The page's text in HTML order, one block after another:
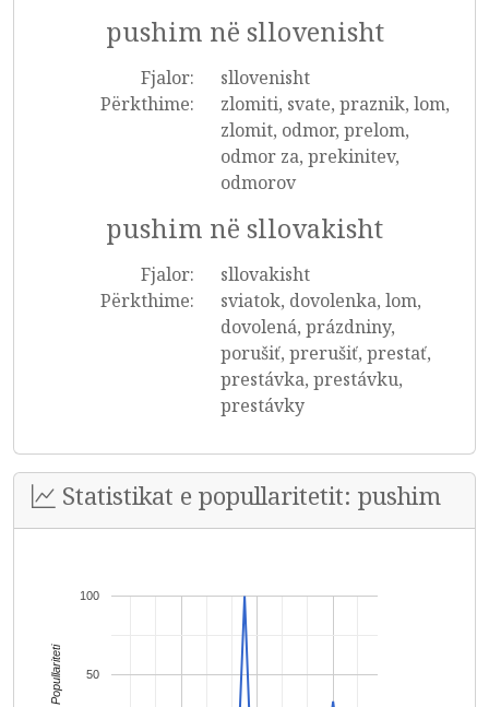
pushim në sllovenisht
Fjalor:
sllovenisht
Përkthime:
zlomiti, svate, praznik, lom,
zlomit, odmor, prelom,
odmor za, prekinitev,
odmorov
pushim në sllovakisht
Fjalor:
sllovakisht
Përkthime:
sviatok, dovolenka, lom,
dovolená, prázdniny,
porušiť, prerušiť, prestať,
prestávka, prestávku,
prestávky
Statistikat e popullaritetit: pushim
50
100
Popullariteti